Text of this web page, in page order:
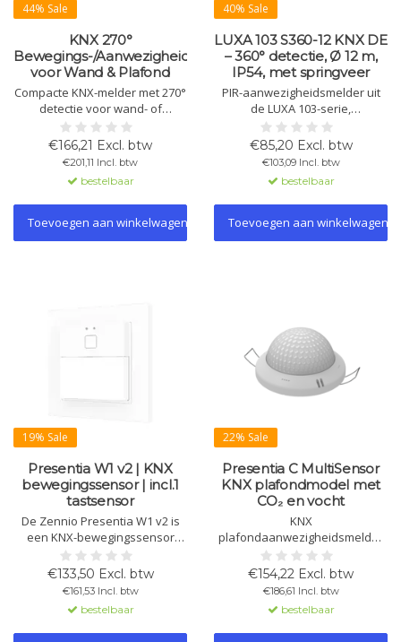
44% Sale
KNX 270°
Bewegings-/Aanwezigheidsmelder
voor Wand & Plafond
Compacte KNX-melder met 270°
detectie voor wand- of
plafondmontage. Geschikt voor
beweging, aanwezigheid,
constantlichtregeling en
schemerschakeling. Met 6
kanalen, master/slave, licht- en
temperatuursensor.
€166,21 Excl. btw
€201,11 Incl. btw
bestelbaar
Toevoegen aan winkelwagen
40% Sale
LUXA 103 S360-12 KNX DE
– 360° detectie, Ø 12 m,
IP54, met springveer
PIR-aanwezigheidsmelder uit
de LUXA 103-serie,
plafondinbouw met
springveren, 360° detectie, Ø 12
m, KNX, licht- en
aanwezigheidskanalen,
lichtmeting, temperatuursensor,
IP54.
€85,20 Excl. btw
€103,09 Incl. btw
bestelbaar
Toevoegen aan winkelwagen
19% Sale
Presentia W1 v2 | KNX
bewegingssensor | incl.1
tastsensor
De Zennio Presentia W1 v2 is
een KNX-bewegingssensor
voor inbouw, inclusief 1
drukknop. Detecteert beweging
met een bereik tot 10 meter,
met instelbare gevoeligheid en
backlight.
€133,50 Excl. btw
€161,53 Incl. btw
bestelbaar
22% Sale
Presentia C MultiSensor
KNX plafondmodel met
CO₂ en vocht
KNX
plafondaanwezigheidsmelder
met PIR, licht-, temperatuur-,
vocht- en CO₂-sensor. Voor
constante lichtregeling, klimaat-
en luchtkwaliteitsbeheer.
Opbouw- of inbouwmontage,
KNX Secure.
€154,22 Excl. btw
€186,61 Incl. btw
bestelbaar